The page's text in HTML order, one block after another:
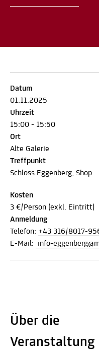
Datum
01.11.2025
Uhrzeit
15:00 - 15:50
Ort
Alte Galerie
Treffpunkt
Schloss Eggenberg, Shop
Kosten
3 €/Person (exkl. Eintritt)
Anmeldung
Telefon: +43 316/8017-
E-Mail:
info-
Über die
Veranstaltung